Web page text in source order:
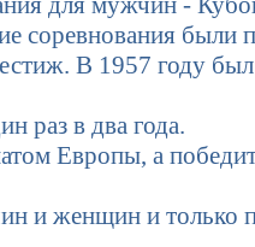
соревнования
В 1957 году
раз в два года.
Европы, а
и женщин и только